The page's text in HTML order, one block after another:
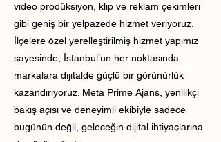
video prodüksiyon, klip ve reklam çekimleri
gibi geniş bir yelpazede hizmet veriyoruz.
İlçelere özel yerelleştirilmiş hizmet yapımız
sayesinde, İstanbul’un her noktasında
markalara dijitalde güçlü bir görünürlük
kazandırıyoruz. Meta Prime Ajans, yenilikçi
bakış açısı ve deneyimli ekibiyle sadece
bugünün değil, geleceğin dijital ihtiyaçlarına